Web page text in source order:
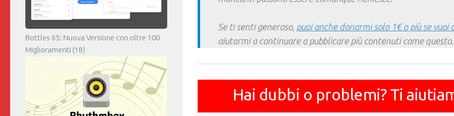
Se ti senti generoso, puoi anche donarmi solo 1€ o più se vuoi
aiutarmi a continuare a pubblicare più contenuti come
Hai dubbi o problemi? Ti
Bottles 65: Nuova Versione con oltre 100
Miglioramenti (18)